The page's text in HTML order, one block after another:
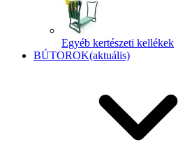
Egyéb kertészeti kellékek
BÚTOROK(aktuális)